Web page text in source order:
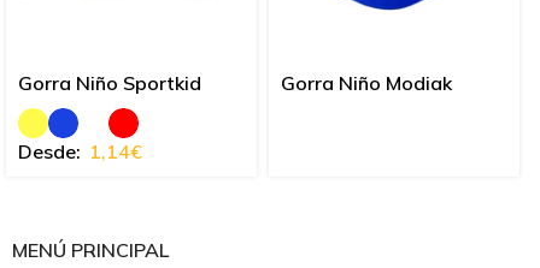
Gorra Niño Sportkid
Desde: 1,14€
Gorra Niño Modiak
MENÚ PRINCIPAL